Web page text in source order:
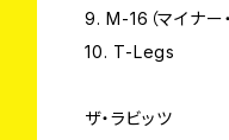
9. M-16（マイナー
10. T-Legs
ザ・ラビッツ